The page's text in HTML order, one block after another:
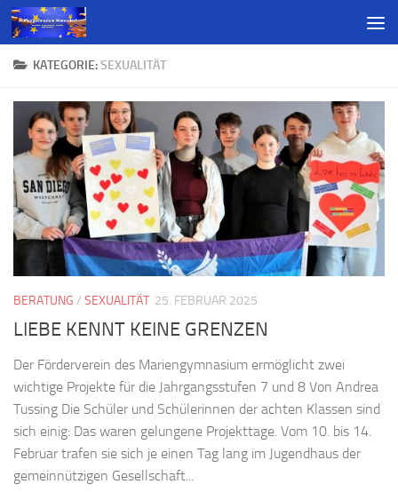
KATEGORIE:SEXUALITÄT
BERATUNG / SEXUALITÄT 25. FEBRUAR 2025
LIEBE KENNT KEINE GRENZEN
Der Förderverein des Mariengymnasium ermöglicht zwei
wichtige Projekte für die Jahrgangsstufen 7 und 8 Von Andrea
Tussing Die Schüler und Schülerinnen der achten Klassen sind
sich einig: Das waren gelungene Projekttage. Vom 10. bis 14.
Februar trafen sie sich je einen Tag lang im Jugendhaus der
gemeinnützigen Gesellschaft...